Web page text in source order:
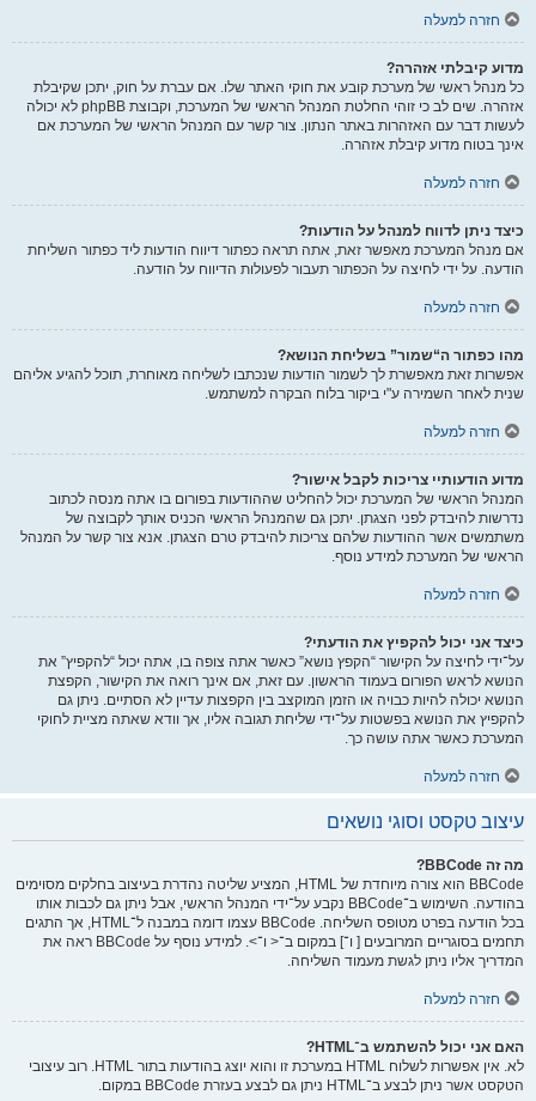
חזרה למעלה
מדוע קיבלתי אזהרה?
כל מנהל ראשי של מערכת קובע את חוקי האתר שלו. אם עברת על חוק, יתכן שקיבלת
אזהרה. שים לב כי זוהי החלטת המנהל הראשי של המערכת, וקבוצת phpBB לא יכולה
לעשות דבר עם האזהרות באתר הנתון. צור קשר עם המנהל הראשי של המערכת אם
אינך בטוח מדוע קיבלת אזהרה.
חזרה למעלה
כיצד ניתן לדווח למנהל על הודעות?
אם מנהל המערכת מאפשר זאת, אתה תראה כפתור דיווח הודעות ליד כפתור השליחת
הודעה. על ידי לחיצה על הכפתור תעבור לפעולות הדיווח על הודעה.
חזרה למעלה
מהו כפתור ה“שמור” בשליחת הנושא?
אפשרות זאת מאפשרת לך לשמור הודעות שנכתבו לשליחה מאוחרת, תוכל להגיע אליהם
שנית לאחר השמירה ע"י ביקור בלוח הבקרה למשתמש.
חזרה למעלה
מדוע הודעותיי צריכות לקבל אישור?
המנהל הראשי של המערכת יכול להחליט שההודעות בפורום בו אתה מנסה לכתוב
נדרשות להיבדק לפני הצגתן. יתכן גם שהמנהל הראשי הכניס אותך לקבוצה של
משתמשים אשר ההודעות שלהם צריכות להיבדק טרם הצגתן. אנא צור קשר על המנהל
הראשי של המערכת למידע נוסף.
חזרה למעלה
כיצד אני יכול להקפיץ את הודעתי?
על־ידי לחיצה על הקישור “הקפץ נושא” כאשר אתה צופה בו, אתה יכול “להקפיץ” את
הנושא לראש הפורום בעמוד הראשון. עם זאת, אם אינך רואה את הקישור, הקפצת
הנושא יכולה להיות כבויה או הזמן המוקצב בין הקפצות עדיין לא הסתיים. ניתן גם
להקפיץ את הנושא בפשטות על־ידי שליחת תגובה אליו, אך וודא שאתה מציית לחוקי
המערכת כאשר אתה עושה כך.
חזרה למעלה
עיצוב טקסט וסוגי נושאים
מה זה BBCode?
BBCode הוא צורה מיוחדת של HTML, המציע שליטה נהדרת בעיצוב בחלקים מסוימים
בהודעה. השימוש ב־BBCode נקבע על־ידי המנהל הראשי, אבל ניתן גם לכבות אותו
בכל הודעה בפרט מטופס השליחה. BBCode עצמו דומה במבנה ל־HTML, אך התגים
תחמים בסוגריים המרובעים [ ו־] במקום ב־< ו־>. למידע נוסף על BBCode ראה את
המדריך אליו ניתן לגשת מעמוד השליחה.
חזרה למעלה
האם אני יכול להשתמש ב־HTML?
לא. אין אפשרות לשלוח HTML במערכת זו והוא יוצג בהודעות בתור HTML. רוב עיצובי
הטקסט אשר ניתן לבצע ב־HTML ניתן גם לבצע בעזרת BBCode במקום.